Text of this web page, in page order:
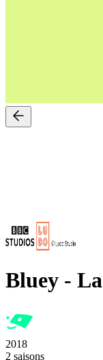
Bluey -
2018
2 saisons